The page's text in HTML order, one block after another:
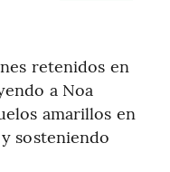
retenidos en
a Noa
amarillos en
sosteniendo